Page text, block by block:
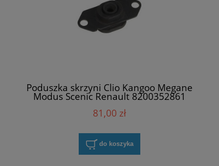
Poduszka skrzyni Clio Kangoo Megane
Modus Scenic Renault 8200352861
81,00 zł
do koszyka